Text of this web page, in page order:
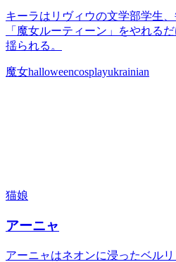
キーラはリヴィウの文学部学生
「魔女ルーティーン」をやれる
揺られる。
魔女halloweencosplayukrainian
猫娘
アーニャ
アーニャはネオンに浸ったベル